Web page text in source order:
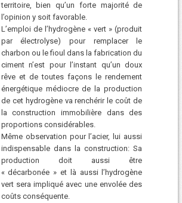
territoire, bien qu’un forte majorité de
l’opinion y soit favorable.
L’emploi de l’hydrogène « vert » (produit
par électrolyse) pour remplacer le
charbon ou le fioul dans la fabrication du
ciment n’est pour l’instant qu’un doux
rêve et de toutes façons le rendement
énergétique médiocre de la production
de cet hydrogène va renchérir le coût de
la construction immobilière dans des
proportions considérables.
Même observation pour l’acier, lui aussi
indispensable dans la construction: Sa
production doit aussi être
« décarbonée » et là aussi l’hydrogène
vert sera impliqué avec une envolée des
coûts conséquente.